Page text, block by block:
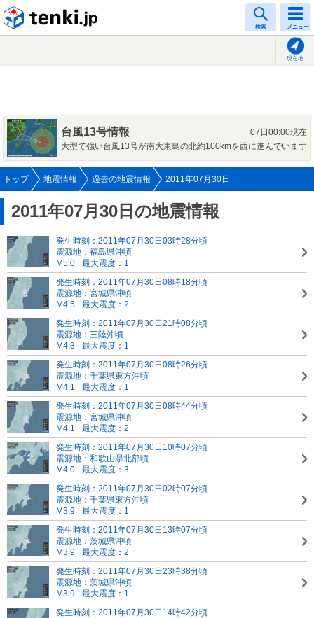
検索 メニュー
現在地
台風13号情報
07日00:00現在
大型で強い台風13号が南大東島の北約100kmを西に進んでいます
トップ 地震情報 過去の地震情報 2011年07月30日
2011年07月30日の地震情報
発生時刻：2011年07月30日03時28分頃
震源地：福島県沖頃
M5.0
最大震度：1
発生時刻：2011年07月30日08時18分頃
震源地：宮城県沖頃
M4.5
最大震度：2
発生時刻：2011年07月30日21時08分頃
震源地：三陸沖頃
M4.3
最大震度：1
発生時刻：2011年07月30日08時26分頃
震源地：千葉県東方沖頃
M4.1
最大震度：1
発生時刻：2011年07月30日08時44分頃
震源地：宮城県沖頃
M4.1
最大震度：2
発生時刻：2011年07月30日10時07分頃
震源地：和歌山県北部頃
M4.0
最大震度：3
発生時刻：2011年07月30日02時07分頃
震源地：千葉県東方沖頃
M3.9
最大震度：1
発生時刻：2011年07月30日13時07分頃
震源地：茨城県沖頃
M3.9
最大震度：2
発生時刻：2011年07月30日23時38分頃
震源地：茨城県沖頃
M3.9
最大震度：1
発生時刻：2011年07月30日14時42分頃